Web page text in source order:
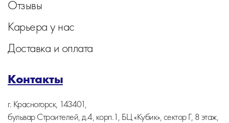
Отзывы
Карьера у нас
Доставка и оплата
Контакты
г. Красногорск, 143401,
бульвар Строителей, д.4, корп.1, БЦ «Кубик», сектор Г, 8 этаж,